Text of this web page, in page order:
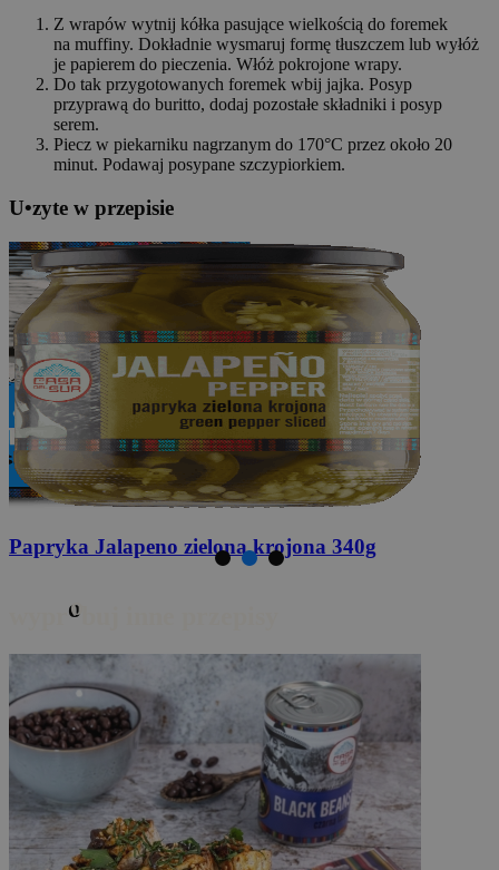
Z wrapów wytnij kółka pasujące wielkością do foremek
na muffiny. Dokładnie wysmaruj formę tłuszczem lub wyłóż
je papierem do pieczenia. Włóż pokrojone wrapy.
Do tak przygotowanych foremek wbij jajka. Posyp
przyprawą do buritto, dodaj pozostałe składniki i posyp
serem.
Piecz w piekarniku nagrzanym do 170°C przez około 20
minut. Podawaj posypane szczypiorkiem.
U•zyte w przepisie
Przyprawa do burrito 20g
o